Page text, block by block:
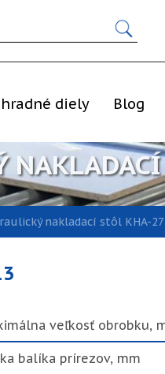
diely Blog
nakladací stôl KHA-
veľkosť obrobku,
balíka prírezov, mm